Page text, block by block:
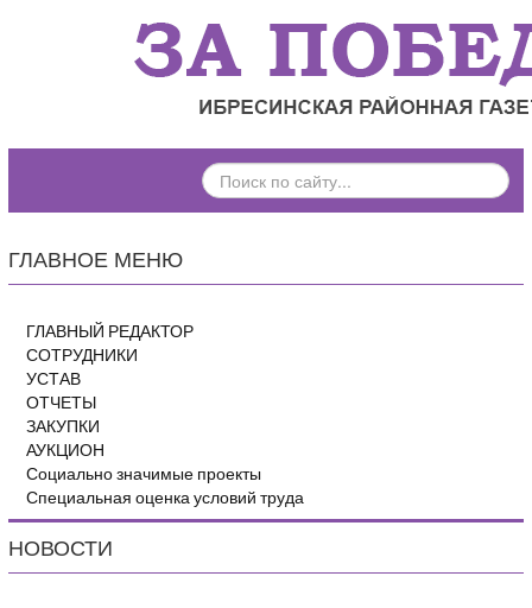
ПОИСК
ПО
ГЛАВНОЕ МЕНЮ
ГЛАВНЫЙ РЕДАКТОР
СОТРУДНИКИ
УСТАВ
ОТЧЕТЫ
ЗАКУПКИ
АУКЦИОН
Социально значимые проекты
Специальная оценка условий труда
НОВОСТИ